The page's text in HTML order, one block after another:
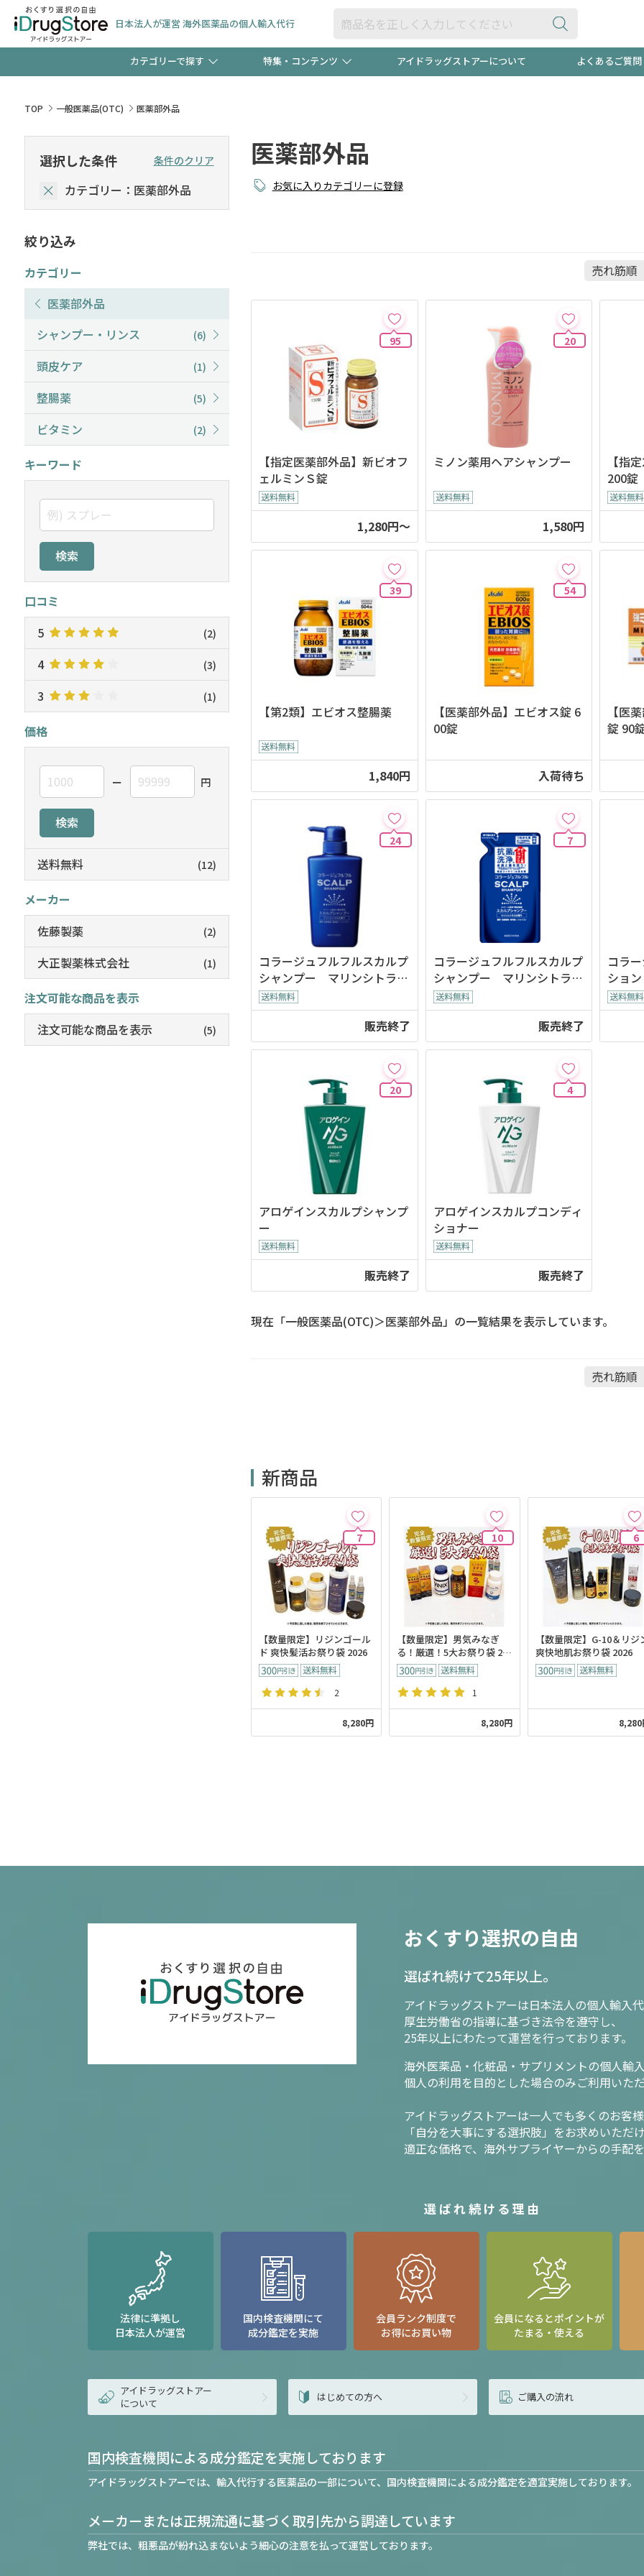
日本法人が運営 海外医薬品の個人輸入代行
カテゴリーで探す
一般医薬品(OTC)
検査キット ペット用品
特集・コンテンツ
新規登録で！今すぐ使えるクーポンプレゼント中！！
今売れ
アイドラッグストアーについて よくあるご質問
TOP 一般医薬品(OTC) 医薬部外品
選択した条件 条件のクリア
カテゴリー：医薬部外品
絞り込み
カテゴリー
医薬部外品
シャンプー・リンス
(6)
頭皮ケア (1)
整腸薬 (5)
ビタミン (2)
キーワード
検索
口コミ
5
(2)
4 (3)
3 (1)
価格
ー 円
検索
送料無料 (12)
メーカー
佐藤製薬
(2)
大正製薬株式会社 (1)
注文可能な商品を表示
注文可能な商品を表示
(5)
医薬部外品
お気に入りカテゴリーに登録
95
【指定医薬部外品】新ビオフ
ェルミンＳ錠
1,280円～
20
ミノン薬用ヘアシャンプー
1,580円
【指
200錠
39
【第2類】エビオス整腸薬
1,840円
54
【医薬部外品】エビオス錠 6
00錠
入荷待ち
【医
錠 90
24
コラージュフルフルスカルプ
シャンプー マリンシトラス
の香り
販売終了
7
コラージュフルフルスカルプ
シャンプー マリンシトラス
の香り つめかえ用
販売終了
コラ
ショ
20
アロゲインスカルプシャンプ
ー
販売終了
4
アロゲインスカルプコンディ
ショナー
販売終了
現在「一般医薬品(OTC)＞医薬部外品」の一覧結果を表示しています。
新商品
7
【数量限定】リジンゴール
ド 爽快髪活お祭り袋 2026
2
8,280円
10
【数量限定】男気みなぎ
る！厳選！5大お祭り袋 20
26
1
8,280円
6
【数量限定】G-10＆リジ
爽快地肌お祭り袋 2026
8,280
おくすり選択の自由
選ばれ続けて25年以上。
アイドラッグストアーは日本法人の個人輸入
厚生労働省の指導に基づき法令を遵守し、
25年以上にわたって運営を行っております。
海外医薬品・化粧品・サプリメントの個人輸
個人の利用を目的とした場合のみご利用いた
アイドラッグストアーは一人でも多くのお客
「自分を大事にする選択肢」をお求めいただ
適正な価格で、海外サプライヤーからの手配
選ばれ続ける理由
法律に準拠し
日本法人が運営
国内検査機関にて
成分鑑定を実施
会員ランク制度で
お得にお買い物
会員になるとポイントが
たまる・使える
アイドラッグストアー
について
はじめての方へ ご購入の流れ
国内検査機関による成分鑑定を実施しております
アイドラッグストアーでは、輸入代行する医薬品の一部について、国内検査機関による成分鑑定を適宜実施しております。
メーカーまたは正規流通に基づく取引先から調達しています
弊社では、粗悪品が紛れ込まないよう細心の注意を払って運営しております。